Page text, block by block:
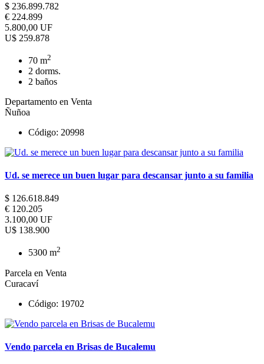
$ 236.899.782
€ 224.899
5.800,00 UF
U$ 259.878
70 m2
2 dorms.
2 baños
Departamento en Venta
Ñuñoa
Código: 20998
Ud. se merece un buen lugar para descansar junto a su familia
$ 126.618.849
€ 120.205
3.100,00 UF
U$ 138.900
5300 m2
Parcela en Venta
Curacaví
Código: 19702
Vendo parcela en Brisas de Bucalemu